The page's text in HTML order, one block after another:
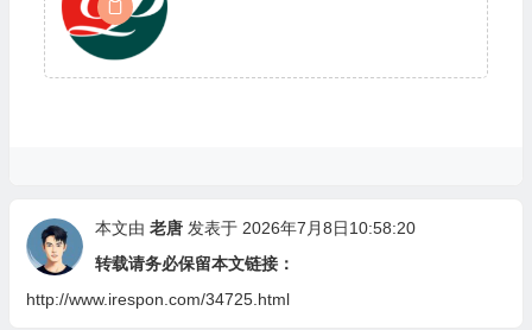
本文由 老唐发表于 2026年7月8日10:58:20
转载请务必保留本文链接：
http://www.irespon.com/34725.html